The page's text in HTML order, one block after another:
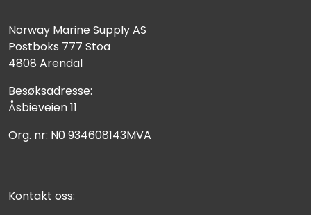
Norway Marine Supply AS
Postboks 777 Stoa
4808 Arendal
Besøksadresse:
Åsbieveien 11
Org. nr: N0 934608143MVA
Kontakt oss: